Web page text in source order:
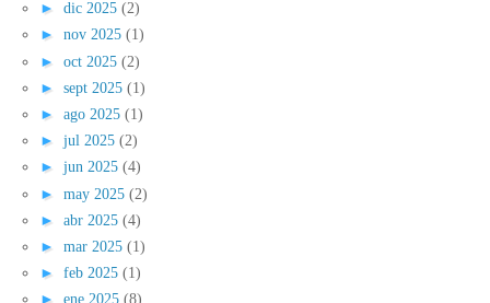
► dic 2025 (2)
► nov 2025 (1)
► oct 2025 (2)
► sept 2025 (1)
► ago 2025 (1)
► jul 2025 (2)
► jun 2025 (4)
► may 2025 (2)
► abr 2025 (4)
► mar 2025 (1)
► feb 2025 (1)
► ene 2025 (8)